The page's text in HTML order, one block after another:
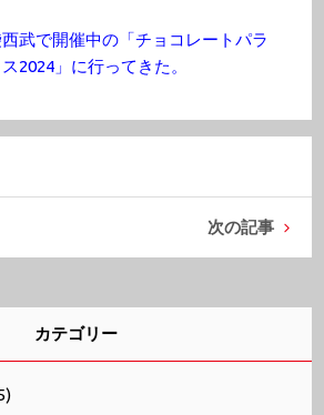
武で開催中の「チョコレートパラ
2024」に行ってきた。
次の記事
カテゴリー